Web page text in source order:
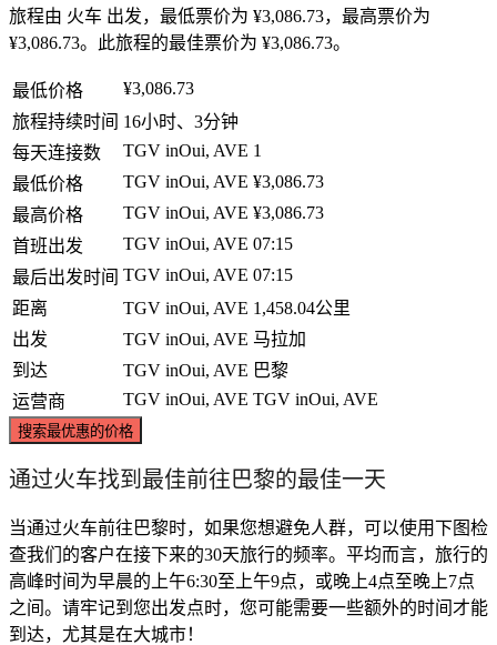
旅程由 火车 出发，最低票价为 ¥3,086.73，最高票价为
¥3,086.73。此旅程的最佳票价为 ¥3,086.73。
最低价格
¥3,086.73
旅程持续时间 16小时、3分钟
每天连接数
TGV inOui, AVE 1
最低价格
TGV inOui, AVE ¥3,086.73
最高价格
TGV inOui, AVE ¥3,086.73
首班出发
TGV inOui, AVE 07:15
最后出发时间 TGV inOui, AVE 07:15
距离
TGV inOui, AVE 1,458.04公里
出发
TGV inOui, AVE 马拉加
到达
TGV inOui, AVE 巴黎
运营商
TGV inOui, AVE TGV inOui, AVE
搜索最优惠的价格
通过火车找到最佳前往巴黎的最佳一天
当通过火车前往巴黎时，如果您想避免人群，可以使用下图检
查我们的客户在接下来的30天旅行的频率。平均而言，旅行的
高峰时间为早晨的上午6:30至上午9点，或晚上4点至晚上7点
之间。请牢记到您出发点时，您可能需要一些额外的时间才能
到达，尤其是在大城市！